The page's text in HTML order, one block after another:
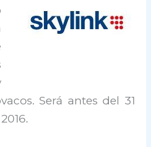
Será antes del 31